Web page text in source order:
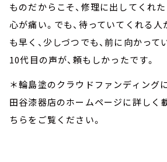
ものだからこそ、修理に出してくれ
心が痛い。でも、待っていてくれる人
も早く、少しづつでも、前に向かって
10代目の声が、頼もしかったです。
＊輪島塗のクラウドファンディング
田谷漆器店のホームページに詳しく
ちらをご覧ください。